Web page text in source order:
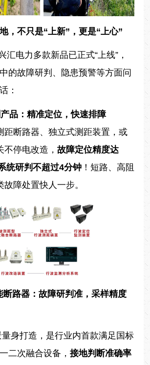
，不只是“上新”，更是“上心”
汇电力多款新品已正式“上线”，
的故障研判、隐患预警等方面问
：
品：精准定位，快速排障
距断路器、独立式测距装置，或
不停电改造， 故障定位精度达
统研判不超过4分钟！短路、高阻
故障处置快人一步。
断路器：故障研判准，采样精度
身打造，是行业内首款满足国标
二次融合设备， 接地判断准确率